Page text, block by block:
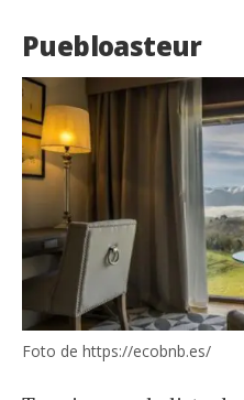
Puebloasteur
Foto de https://ecobnb.es/